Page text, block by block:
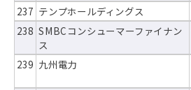
237 テンプホールディングス
238 SMBCコンシューマーファイナン
ス
239 九州電力